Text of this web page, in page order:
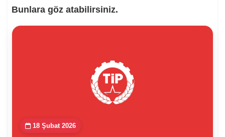
Bunlara göz atabilirsiniz.
18 Şubat 2026